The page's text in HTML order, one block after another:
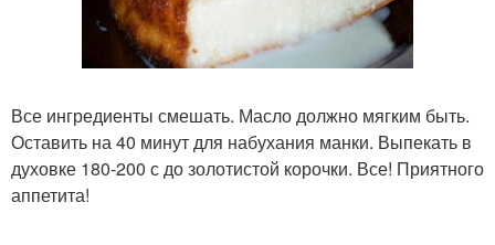
Все ингредиенты смешать. Масло должно мягким быть.
Оставить на 40 минут для набухания манки. Выпекать в
духовке 180-200 с до золотистой корочки. Все! Приятного
аппетита!